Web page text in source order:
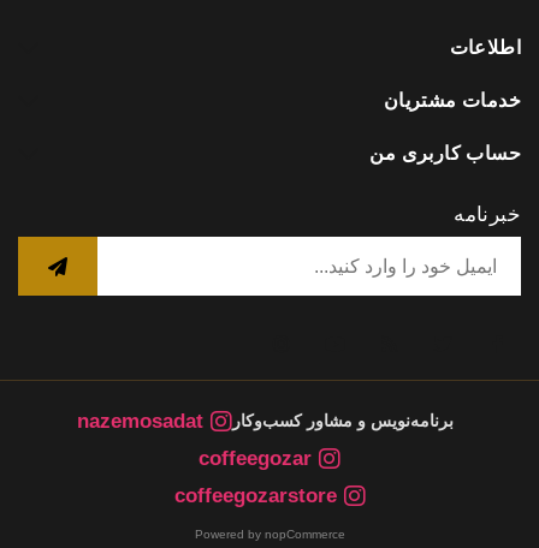
اطلاعات
خدمات مشتریان
حساب کاربری من
خبرنامه
برنامه‌نویس و مشاور کسب‌وکار
nazemosadat
coffeegozar
coffeegozarstore
Powered by nopCommerce